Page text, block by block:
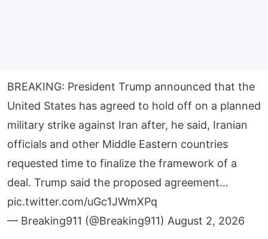
BREAKING: President Trump announced that the
United States has agreed to hold off on a planned
military strike against Iran after, he said, Iranian
officials and other Middle Eastern countries
requested time to finalize the framework of a
deal. Trump said the proposed agreement…
pic.twitter.com/uGc1JWmXPq
— Breaking911 (@Breaking911) August 2, 2026